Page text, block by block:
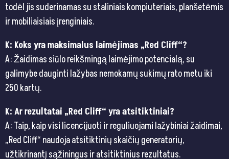
todėl jis suderinamas su staliniais kompiuteriais, planšetėmis
ir mobiliaisiais įrenginiais.
K: Koks yra maksimalus laimėjimas „Red Cliff“?
A: Žaidimas siūlo reikšmingą laimėjimo potencialą, su
galimybe dauginti lažybas nemokamų sukimų rato metu iki
250 kartų.
K: Ar rezultatai „Red Cliff“ yra atsitiktiniai?
A: Taip, kaip visi licencijuoti ir reguliuojami lažybiniai žaidimai,
„Red Cliff“ naudoja atsitiktinių skaičių generatorių,
užtikrinantį sąžiningus ir atsitiktinius rezultatus.